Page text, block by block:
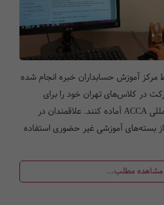
مرکز آموزش حسابداران خبره انجام شده
در کلاس‌های تهران خود را برای
امتحانات آزمون‌های بین‌المللی ACCA آماده کنند. علاقمندان در
بسته‌های آموزشی غیر حضوری استفاده
مشاهده مطلب...